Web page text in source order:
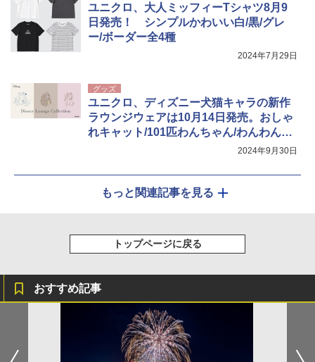
ユニクロ、大人ミッフィーTシャツ8月9
日発売！ シンプルかわいい白/黒/グレ
ー/ボーダー全4種
2024年7月29日
グッズ
ユニクロ、ディズニー犬猫キャラの新作
ラウンジウェアは10月14日発売。おしゃ
れキャット/101匹わんちゃん/わんわん物
2024年9月30日
もっと関連記事を見る
トップページに戻る
おすすめ記事